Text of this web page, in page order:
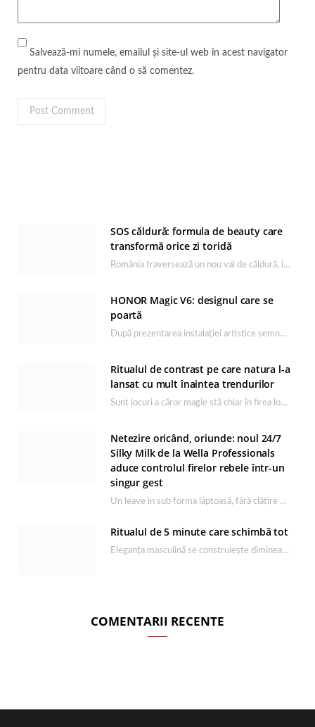
Salvează-mi numele, emailul și site-ul web în acest navigator
pentru data viitoare când o să comentez.
SOS căldură: formula de beauty care
transformă orice zi toridă
România traversează un nou val de căldură, iar rutina de îngrijire capătă un rol esențial…
HONOR Magic V6: designul care se
poartă
După prezentarea instalației artistice semnată de Catrinel Săbăciag în cadrul evenimentului de lansare HONOR Magic…
Ritualul de contrast pe care natura l-a
lansat cu mult înaintea trendurilor
Sunt locuri a căror magie stă chiar în firea lor naturală, iar Lacul Ursu din…
Netezire oricând, oriunde: noul 24/7
Silky Milk de la Wella Professionals
aduce controlul firelor rebele într-un
singur gest
Un leave in sub forma lăptoasă, fără clătire care completează rutina Ultimate Smooth și transformă…
Ritualul de 5 minute care schimbă tot
Eleganța masculină se construiește dimineața, în câteva minute și cu produsele potrivite. O rutină de…
COMENTARII RECENTE